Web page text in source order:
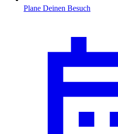
Plane Deinen Besuch